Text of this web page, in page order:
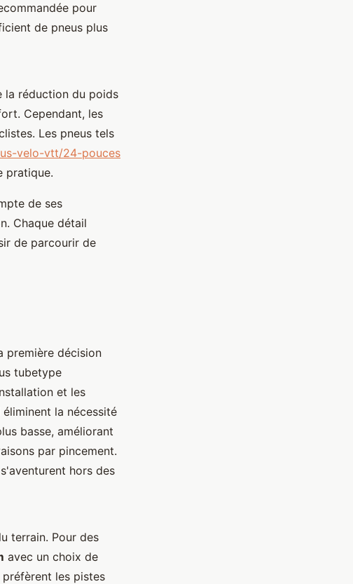
pour
de pneus plus
la réduction du poids
Cependant, les
Les pneus tels
velo-vtt/24-pouces
pratique.
de ses
Chaque détail
de parcourir de
première décision
tubetype
et les
la nécessité
basse, améliorant
par pincement.
hors des
terrain. Pour des
avec un choix de
les pistes